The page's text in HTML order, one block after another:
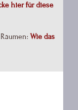
hier für diese
Wie das